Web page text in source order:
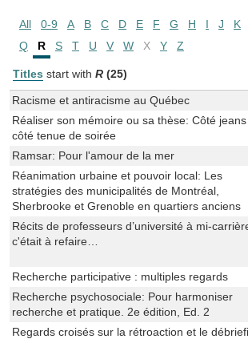
All 0-9 A B C D E F G H I J K
Q
R S T U V W X Y Z
Titles start with R (25)
Racisme et antiracisme au Québec
Réaliser son mémoire ou sa thèse: Côté
côté tenue de soirée
Ramsar: Pour l'amour de la mer
Réanimation urbaine et pouvoir local: Les
stratégies des municipalités de Montréal,
Sherbrooke et Grenoble en quartiers anciens
Récits de professeurs d’université à mi-
c'était à refaire…
Recherche participative : multiples regards
Recherche psychosociale: Pour harmoniser
recherche et pratique. 2e édition, Ed. 2
Regards croisés sur la rétroaction et le